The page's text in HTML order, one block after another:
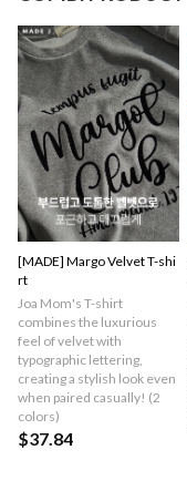
[MADE] Margo Velvet T-shi
rt
Joa Mom's T-shirt
combines the luxurious
feel of velvet with
typographic lettering,
creating a stylish look even
when paired casually! (2
colors)
$37.84